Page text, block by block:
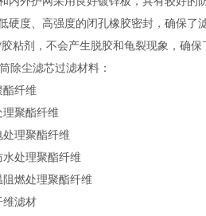
硬度、高强度的闭孔橡胶密封，确保了
粘剂，不会产生脱胶和龟裂现象，确保
除尘滤芯过滤材料：
酯纤维
理聚酯纤维
处理聚酯纤维
水处理聚酯纤维
阻燃处理聚酯纤维
维滤材